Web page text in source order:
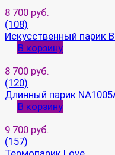
8 700 руб.
(108)
Искусственный парик
В корзину
8 700 руб.
(120)
Длинный парик
В корзину
9 700 руб.
(157)